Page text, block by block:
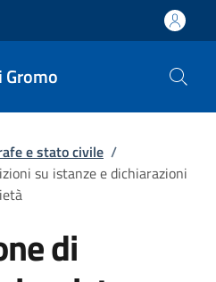
Gromo
e stato civile /
su istanze e dichiarazioni
di